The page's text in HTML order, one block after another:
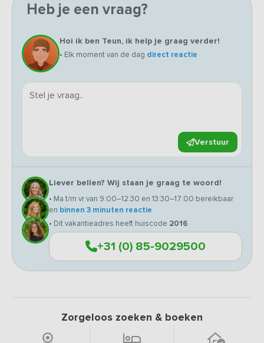
Heb je een vraag?
Hoi ik ben Teun, ik help je graag verder!
• Elk moment van de dag direct reactie
Verstuur
Liever bellen? Wij staan je graag te woord!
• Ma t/m vr van 9:00–12:30 en 13:30–17:00 bereikbaar
en binnen 3 minuten reactie
• Dit vakantieadres heeft huiscode 2016
+31 (0) 85-9029500
Zorgeloos zoeken & boeken